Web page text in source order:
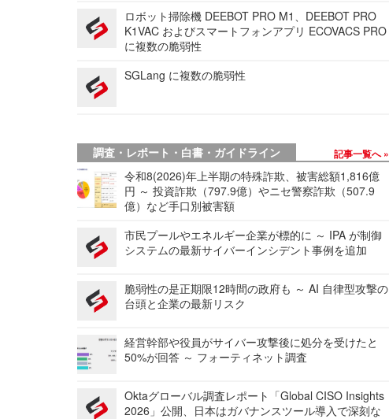
ロボット掃除機 DEEBOT PRO M1、DEEBOT PRO
K1VAC およびスマートフォンアプリ ECOVACS PRO
に複数の脆弱性
SGLang に複数の脆弱性
調査・レポート・白書・ガイドライン 記事一覧へ
令和8(2026)年上半期の特殊詐欺、被害総額1,816億
円 ～ 投資詐欺（797.9億）やニセ警察詐欺（507.9
億）など手口別被害額
市民プールやエネルギー企業が標的に ～ IPA が制御
システムの最新サイバーインシデント事例を追加
脆弱性の是正期限12時間の政府も ～ AI 自律型攻撃の
台頭と企業の最新リスク
経営幹部や役員がサイバー攻撃後に処分を受けたと
50%が回答 ～ フォーティネット調査
Oktaグローバル調査レポート「Global CISO Insights
2026」公開、日本はガバナンスツール導入で深刻な